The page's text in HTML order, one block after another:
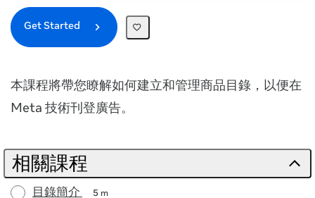
Get Started
本課程將帶您瞭解如何建立和管理商品目錄，以便在
Meta 技術刊登廣告。
相關課程
目錄簡介 5 m